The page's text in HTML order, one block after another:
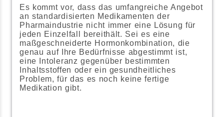
Es kommt vor, dass das umfangreiche Angebot
an standardisierten Medikamenten der
Pharmaindustrie nicht immer eine Lösung für
jeden Einzelfall bereithält. Sei es eine
maßgeschneiderte Hormonkombination, die
genau auf Ihre Bedürfnisse abgestimmt ist,
eine Intoleranz gegenüber bestimmten
Inhaltsstoffen oder ein gesundheitliches
Problem, für das es noch keine fertige
Medikation gibt.